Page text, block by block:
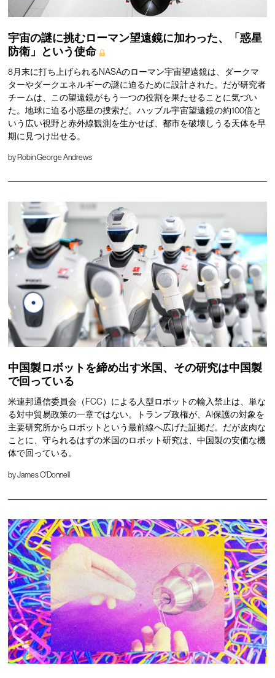
宇宙の謎に挑むローマン望遠鏡に加わった、「惑星
防衛」という使命
8月末に打ち上げられるNASAのローマン宇宙望遠鏡は、ダークマ
ターやダークエネルギーの謎に迫るために設計された。だが研究者
チームは、この望遠鏡がもう一つの役割を果たせることに気づい
た。地球に迫る小惑星の捜索だ。ハッブル宇宙望遠鏡の約100倍と
いう広い視野と赤外線観測を生かせば、都市を破壊しうる天体を早
期に見つけ出せる。
by Robin George Andrews
中国製ロボットを締め出す米国、その研究は中国製
で回っている
米連邦通信委員会（FCC）による人型ロボットの輸入禁止は、単な
る対中貿易政策の一章ではない。トランプ政権が、AI保護の対象を
主要研究所からロボットという最前線へ広げた証拠だ。だが皮肉な
ことに、守られるはずの米国のロボット研究は、中国製の安価な機
体で回っている。
byJames O'Donnell